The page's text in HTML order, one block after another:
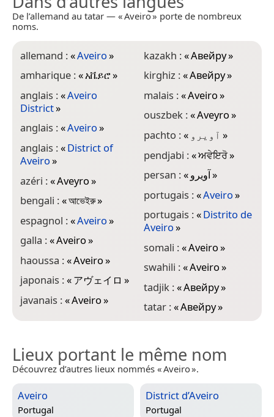
De l’allemand au tatar — « Aveiro » porte de nombreux
noms.
allemand :«Aveiro»
amharique :«አቬይሮ»
anglais :«Aveiro
District»
anglais :«Aveiro»
anglais :«District of
Aveiro»
azéri :«Aveyro»
bengali :«আভেইরু»
espagnol :«Aveiro»
galla :«Aveiro»
haoussa :«Aveiro»
japonais :«アヴェイロ »
javanais :«Aveiro»
kazakh :«Авейру»
kirghiz :«Авейру»
malais :«Aveiro»
ouszbek :«Aveyro»
pachto :« آویرو »
pendjabi :«ਅਵੇਇਰੋ»
persan :«آویرو»
portugais :«Aveiro»
portugais :«Distrito de
Aveiro»
somali :«Aveiro»
swahili :«Aveiro»
tadjik :«Авейру»
tatar :«Авейру»
Lieux portant le même nom
Découvrez d’autres lieux nommés « Aveiro ».
Aveiro
Portugal
District d’Aveiro
Portugal